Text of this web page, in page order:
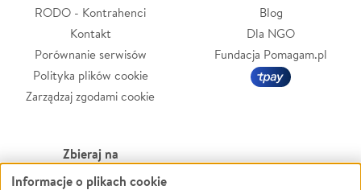
RODO - Kontrahenci
Kontakt
Porównanie serwisów
Polityka plików cookie
Zarządzaj zgodami cookie
Blog
Dla NGO
Fundacja Pomagam.pl
Zbieraj na
Informacje o plikach cookie